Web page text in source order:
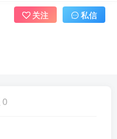
关注 私信
0